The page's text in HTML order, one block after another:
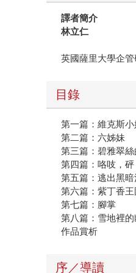
譯者簡介
林立仁
英國薩里大學企
目錄
第一篇：維克斯小
第二篇：六姊妹
第三篇：碧雅翠
第四篇：咯吱，砰
第五篇：逃出黑
第六篇：紫丁香王
第七篇：腳掌
第八篇：雪地裡的
作品賞析
序／導讀